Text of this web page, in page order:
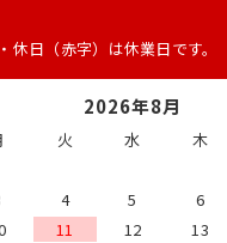
休日（赤字）は休業日です。
2026年8月
火 水 木
4 5 6
11 12 13